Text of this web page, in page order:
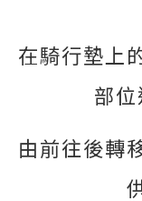
在騎行墊上
部
由前往後轉